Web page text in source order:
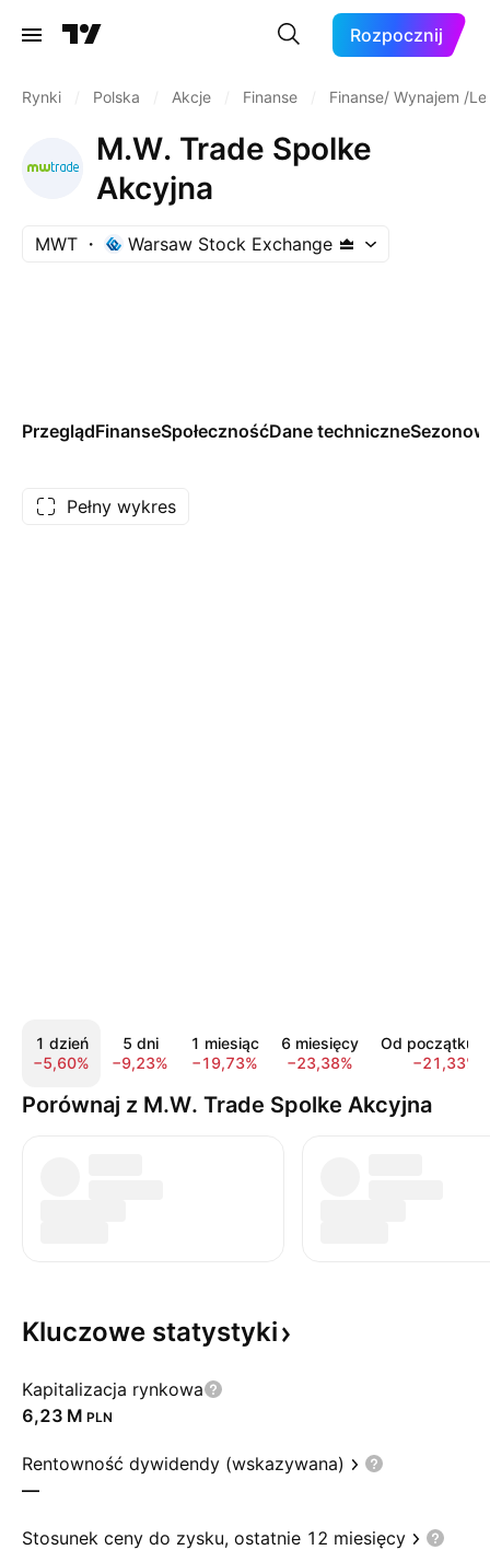
Rozpocznij
Rynki Polska Akcje Finanse Finanse/ Wynajem /
M.W. Trade Spolke
Akcyjna
MWT Warsaw Stock Exchange
PrzeglądFinanseSpołecznośćDane techniczne
Pełny wykres
1 dzień
−5,60%
5 dni
−9,23%
1 miesiąc
−19,73%
6 miesięcy
−23,38%
Od początku
−21,33%
Porównaj z M.W. Trade Spolke Akcyjna
Kluczowe statystyki
Kapitalizacja rynkowa
‪6,23 M‬ PLN
Rentowność dywidendy (wskazywana)
—
Stosunek ceny do zysku, ostatnie 12 miesięcy